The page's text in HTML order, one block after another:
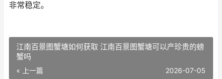
非常稳定。
江南百景图蟹塘如何获取 江南百景图蟹塘可以产珍贵的螃
蟹吗
« 上一篇 2026-07-05